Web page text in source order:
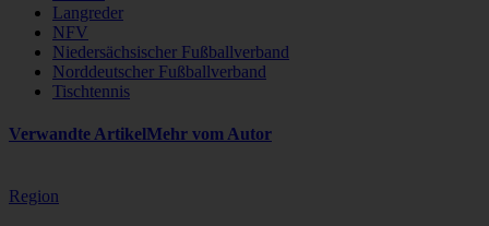
Langreder
NFV
Niedersächsischer Fußballverband
Norddeutscher Fußballverband
Tischtennis
Verwandte ArtikelMehr vom Autor
Region